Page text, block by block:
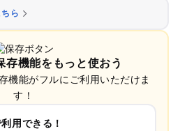
ら
存機能をもっと使おう
機能がフルにご利用いただけま
す！
用できる！